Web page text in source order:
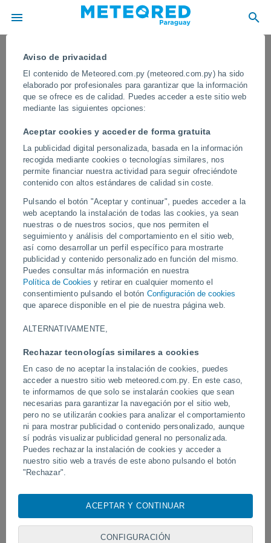
Aviso de privacidad
El contenido de Meteored.com.py (meteored.com.py) ha sido
elaborado por profesionales para garantizar que la información
que se ofrece es de calidad. Puedes acceder a este sitio web
mediante las siguientes opciones:
Aceptar cookies y acceder de forma gratuita
La publicidad digital personalizada, basada en la información
recogida mediante cookies o tecnologías similares, nos
permite financiar nuestra actividad para seguir ofreciéndote
contenido con altos estándares de calidad sin coste.
Pulsando el botón "Aceptar y continuar", puedes acceder a la
web aceptando la instalación de todas las cookies, ya sean
nuestras o de nuestros socios, que nos permiten el
seguimiento y análisis del comportamiento en el sitio web,
así como desarrollar un perfil específico para mostrarte
publicidad y contenido personalizado en función del mismo.
Puedes consultar más información en nuestra
Política de Cookies y retirar en cualquier momento el
consentimiento pulsando el botón Configuración de cookies
que aparece disponible en el pie de nuestra página web.
ALTERNATIVAMENTE,
Rechazar tecnologías similares a cookies
En caso de no aceptar la instalación de cookies, puedes
acceder a nuestro sitio web meteored.com.py. En este caso,
te informamos de que solo se instalarán cookies que sean
necesarias para garantizar la navegación por el sitio web,
pero no se utilizarán cookies para analizar el comportamiento
ni para mostrar publicidad o contenido personalizado, aunque
sí podrás visualizar publicidad general no personalizada.
Puedes rechazar la instalación de cookies y acceder a
nuestro sitio web a través de este abono pulsando el botón
"Rechazar".
cookies, identificadores únicos o tecnologías similares para
visita en este sitio web, las direcciones IP y los
identificadores de cookies. Es posible que algunos
ACEPTAR Y CONTINUAR
CONFIGURACIÓN
Un fuerte sismo de magnitud 6.9
sacude Calama, Chile
Hasta el momento no se reportan víctimas fatales, aunque
organismos de emergencia continúan evaluando posibles
afectaciones adicionales en viviendas, comercios y servicios
públicos.
Vídeos
Hace 2 horas
Tornados y lluvias torrenciales en
Pelotas, Brasil.
Un rayo impactó en un
fútbol en Narathiwat,
Síguenos